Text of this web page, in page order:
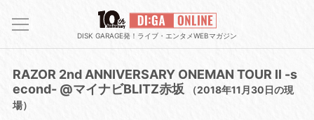
DISK GARAGE発！ライブ・エンタメWEBマガジン
RAZOR 2nd ANNIVERSARY ONEMAN TOUR II -s
econd- @マイナビBLITZ赤坂
（2018年11月30日の現
場）